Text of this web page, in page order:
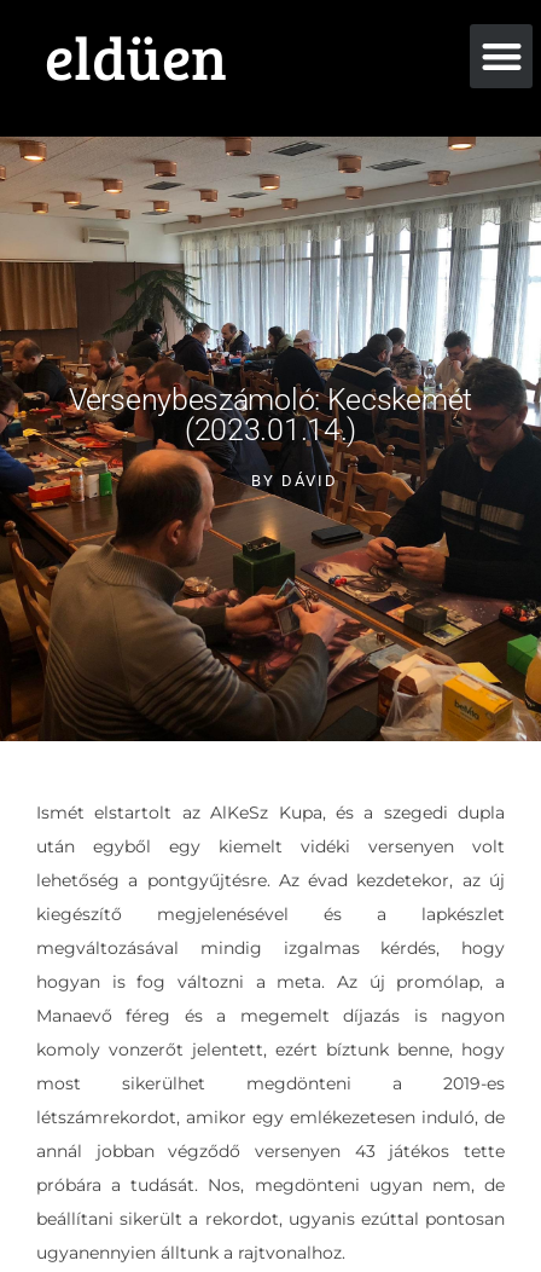
eldüen
Versenybeszámoló: Kecskemét
(2023.01.14.)
BY DÁVID
Ismét elstartolt az AlKeSz Kupa, és a szegedi dupla
után egyből egy kiemelt vidéki versenyen volt
lehetőség a pontgyűjtésre. Az évad kezdetekor, az új
kiegészítő megjelenésével és a lapkészlet
megváltozásával mindig izgalmas kérdés, hogy
hogyan is fog változni a meta. Az új promólap, a
Manaevő féreg és a megemelt díjazás is nagyon
komoly vonzerőt jelentett, ezért bíztunk benne, hogy
most sikerülhet megdönteni a 2019-es
létszámrekordot, amikor egy emlékezetesen induló, de
annál jobban végződő versenyen 43 játékos tette
próbára a tudását. Nos, megdönteni ugyan nem, de
beállítani sikerült a rekordot, ugyanis ezúttal pontosan
ugyanennyien álltunk a rajtvonalhoz.